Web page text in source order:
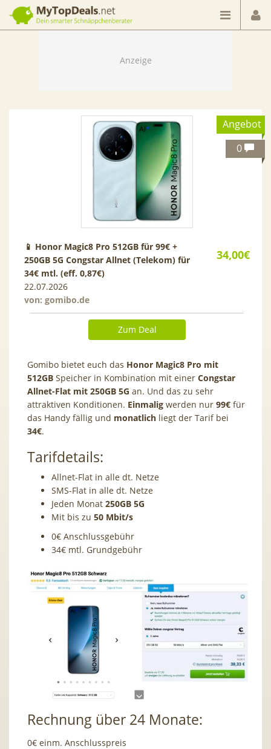
Dein smarter Schnäppchenberater
Angebot
0
34,00€
📱 Honor Magic8 Pro 512GB für 99€ +
250GB 5G Congstar Allnet (Telekom) für
34€ mtl. (eff. 0,87€)
22.07.2026
von: gomibo.de
Zum Deal
Gomibo bietet euch das Honor Magic8 Pro mit
512GB Speicher in Kombination mit einer Congstar
Allnet-Flat mit 250GB 5G an. Und das zu sehr
attraktiven Konditionen. Einmalig werden nur 99€ für
das Handy fällig und monatlich liegt der Tarif bei
34€.
Tarifdetails:
Allnet-Flat in alle dt. Netze
SMS-Flat in alle dt. Netze
Jeden Monat 250GB 5G
Mit bis zu 50 Mbit/s
0€ Anschlussgebühr
34€ mtl. Grundgebühr
Rechnung über 24 Monate:
0€ einm. Anschlusspreis